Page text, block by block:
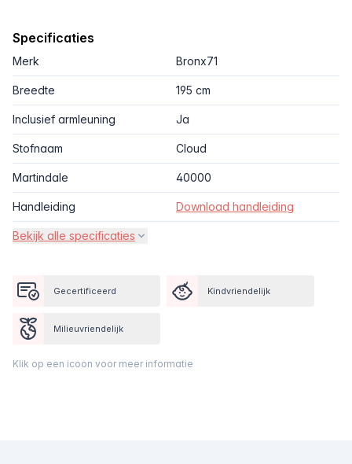
Specificaties
Merk Bronx71
Breedte 195 cm
Inclusief armleuning Ja
Stofnaam Cloud
Martindale 40000
Handleiding Download handleiding
Bekijk alle specificaties
Gecertificeerd Kindvriendelijk
Milieuvriendelijk
Klik op een icoon voor meer informatie